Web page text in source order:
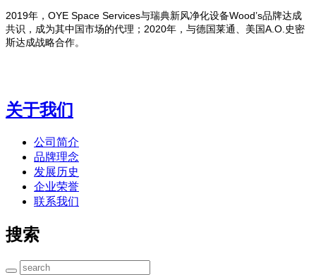
2019年， OYE Space Services与瑞典新风净化设备Wood’s品牌达成
共识，成为其中国市场的代理； 2020年，与德国莱通、美国A.O. 史密
斯达成战略合作。
关于我们
公司简介
品牌理念
发展历史
企业荣誉
联系我们
搜索